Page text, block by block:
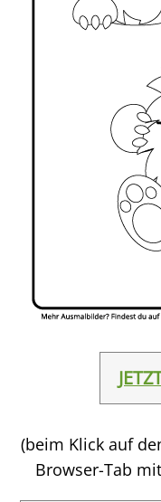
(beim Klick auf
Browser-Tab